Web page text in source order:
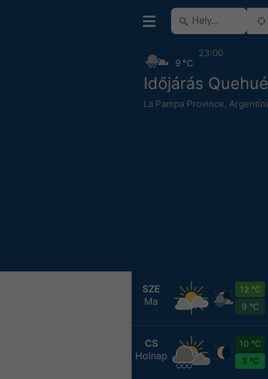
Időjárás Quehué
La Pampa Province,
9 °C
23:00
SZE
Ma
12 °C
9 °C
CS
Holnap
10 °C
3 °C